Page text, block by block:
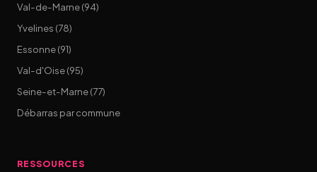
Val-de-Marne (94)
Yvelines (78)
Essonne (91)
Val-d'Oise (95)
Seine-et-Marne (77)
Débarras par commune
RESSOURCES